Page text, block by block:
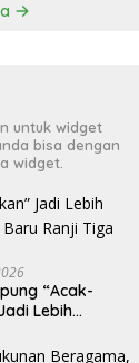
untuk widget
bisa dengan
widget.
“Acak-
Lebih
Ranji Tiga